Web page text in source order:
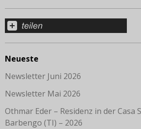
Neueste
Newsletter Juni 2026
Newsletter Mai 2026
Othmar Eder – Residenz in der Casa
Barbengo (TI) – 2026